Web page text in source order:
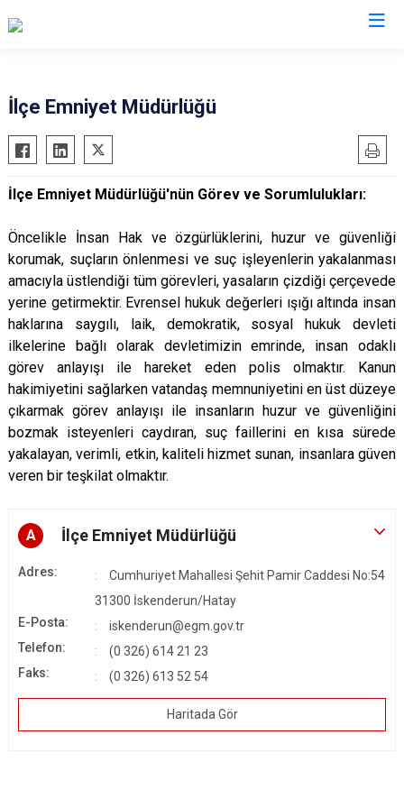
Altınözü
Belen
Dörtyol
Erzin
Hassa
İskenderun
Kırıkhan
Kumlu
Yayladağı
Arsuz
Antakya
Defne
İlçe Emniyet Müdürlüğü
İlçe Emniyet Müdürlüğü'nün Görev ve Sorumlulukları:
Öncelikle İnsan Hak ve özgürlüklerini, huzur ve güvenliği
korumak, suçların önlenmesi ve suç işleyenlerin yakalanması
amacıyla üstlendiği tüm görevleri, yasaların çizdiği çerçevede
yerine getirmektir. Evrensel hukuk değerleri ışığı altında insan
haklarına saygılı, laik, demokratik, sosyal hukuk devleti
ilkelerine bağlı olarak devletimizin emrinde, insan odaklı
görev anlayışı ile hareket eden polis olmaktır. Kanun
hakimiyetini sağlarken vatandaş memnuniyetini en üst düzeye
çıkarmak görev anlayışı ile insanların huzur ve güvenliğini
bozmak isteyenleri caydıran, suç faillerini en kısa sürede
yakalayan, verimli, etkin, kaliteli hizmet sunan, insanlara güven
veren bir teşkilat olmaktır.
A İlçe Emniyet Müdürlüğü
Adres:
Cumhuriyet Mahallesi Şehit Pamir Caddesi No:54
31300 İskenderun/Hatay
E-Posta:
iskenderun@egm.gov.tr
Telefon:
(0 326) 614 21 23
Faks:
(0 326) 613 52 54
Haritada Gör